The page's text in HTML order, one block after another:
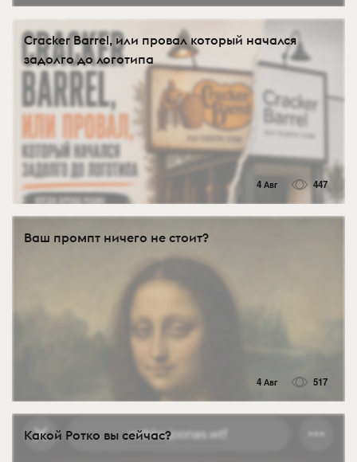
Cracker Barrel, или провал который начался
задолго до логотипа
4 Авг 447
Ваш промпт ничего не стоит?
4 Авг 517
Какой Ротко вы сейчас?